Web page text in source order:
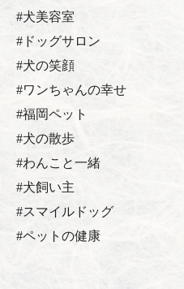
#犬美容室
#ドッグサロン
#犬の笑顔
#ワンちゃんの幸せ
#福岡ペット
#犬の散歩
#わんこと一緒
#犬飼い主
#スマイルドッグ
#ペットの健康